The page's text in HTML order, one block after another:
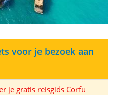
voor je bezoek aan
je gratis reisgids Corfu